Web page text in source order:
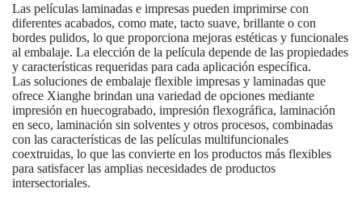
Las películas laminadas e impresas pueden imprimirse con
diferentes acabados, como mate, tacto suave, brillante o con
bordes pulidos, lo que proporciona mejoras estéticas y funcionales
al embalaje. La elección de la película depende de las propiedades
y características requeridas para cada aplicación específica.
Las soluciones de embalaje flexible impresas y laminadas que
ofrece Xianghe brindan una variedad de opciones mediante
impresión en huecograbado, impresión flexográfica, laminación
en seco, laminación sin solventes y otros procesos, combinadas
con las características de las películas multifuncionales
coextruidas, lo que las convierte en los productos más flexibles
para satisfacer las amplias necesidades de productos
intersectoriales.